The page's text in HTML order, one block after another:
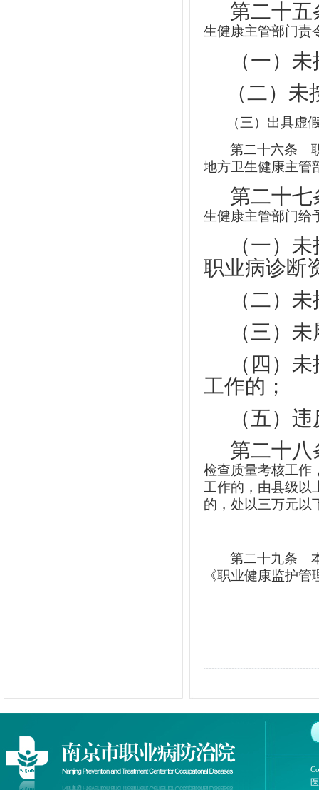
第二十五
生健康主管部门责
（一）
（二）
（三）出具虚
第二十六条
地方卫生健康主管
第二十七
生健康主管部门给
（一）
职业病诊断
（二）
（三）
（四）
工作的；
（五）
第二十八
检查质量考核工作
工作的，由县级以
的，处以三万元以
第二十九条
《职业健康监护